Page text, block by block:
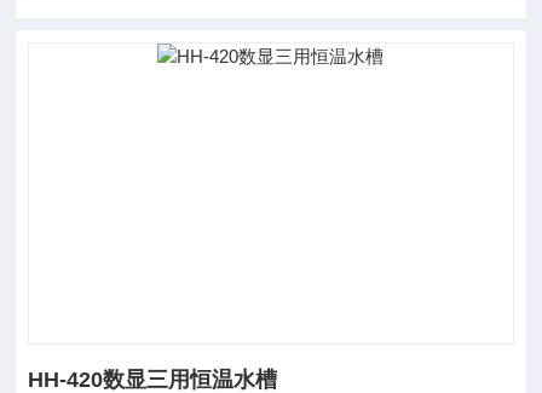
HH-420数显三用恒温水槽